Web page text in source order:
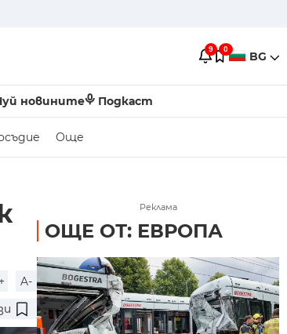
9 0 BG
новините Подкаст
Още
A-
Реклама
ОЩЕ ОТ: ЕВРОПА